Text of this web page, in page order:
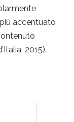
accentuato
2015).